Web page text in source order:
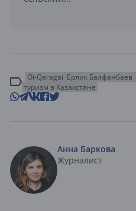
Oi-Qaragai Ерлик Балфанбаев
туризм в Казахстане
Анна Баркова
Журналист